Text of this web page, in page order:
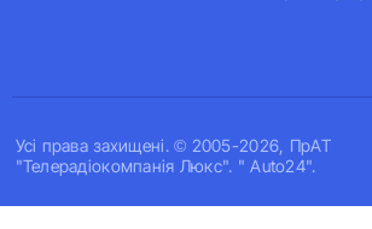
Усi права захищенi. © 2005-2026, ПрАТ
"Телерадіокомпанія Люкс". " Auto24".